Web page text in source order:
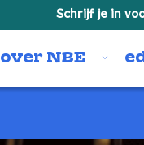
Schrijf je in
over NBE